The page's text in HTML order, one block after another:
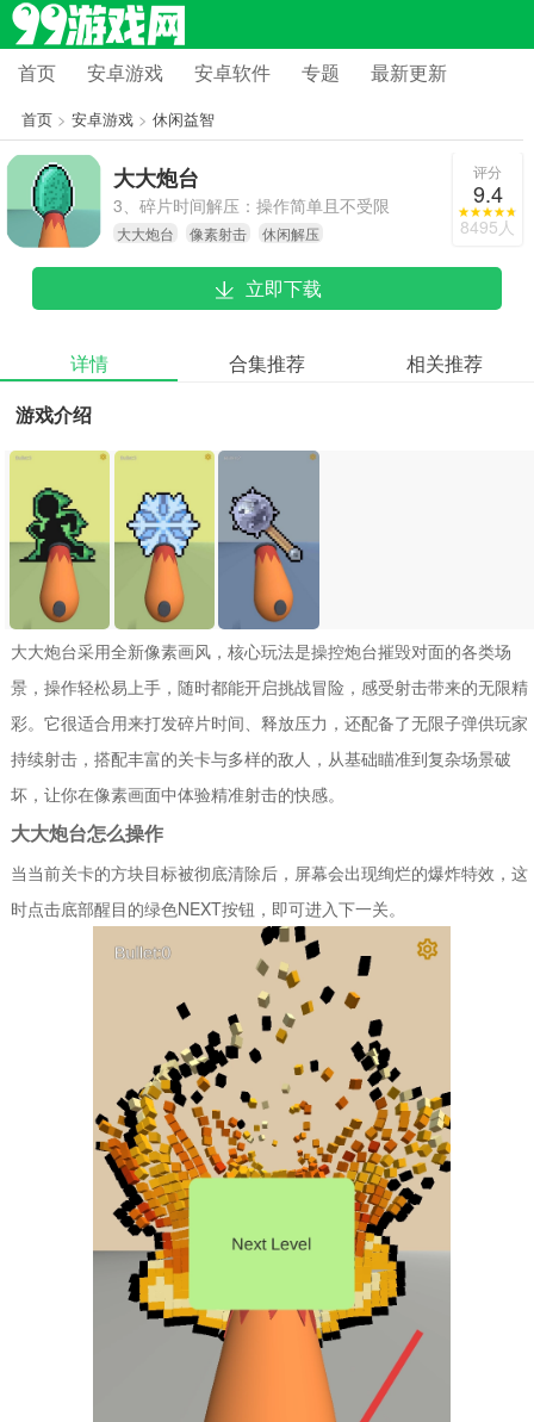
首页 安卓游戏 安卓软件 专题 最新更新
首页> 安卓游戏> 休闲益智
大大炮台
3、碎片时间解压：操作简单且不受限
制，能随时打开游玩，借助连续射击
和场景破坏来释放压力，在轻松的节
奏里打发碎片时间，让射击过程成为
大大炮台 像素射击 休闲解压
评分
9.4
8495人
立即下载
详情 合集推荐
相关推荐
游戏介绍
大大炮台采用全新像素画风，核心玩法是操控炮台摧毁对面的各类场
景，操作轻松易上手，随时都能开启挑战冒险，感受射击带来的无限精
彩。它很适合用来打发碎片时间、释放压力，还配备了无限子弹供玩家
持续射击，搭配丰富的关卡与多样的敌人，从基础瞄准到复杂场景破
坏，让你在像素画面中体验精准射击的快感。
大大炮台怎么操作
当当前关卡的方块目标被彻底清除后，屏幕会出现绚烂的爆炸特效，这
时点击底部醒目的绿色NEXT按钮，即可进入下一关。